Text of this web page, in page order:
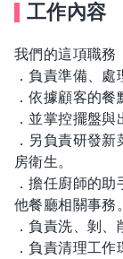
工作內容
我們的這項職務
．負責準備、
．依據顧客的餐
．並掌控擺盤與
．另負責研發
房衛生。
．擔任廚師的
他餐廳相關事務。
．負責洗、剝、
．負責清理工作